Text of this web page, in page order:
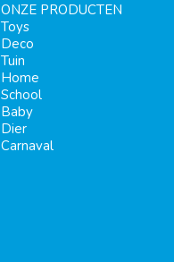
ONZE PRODUCTEN
Toys
Deco
Tuin
Home
School
Baby
Dier
Carnaval